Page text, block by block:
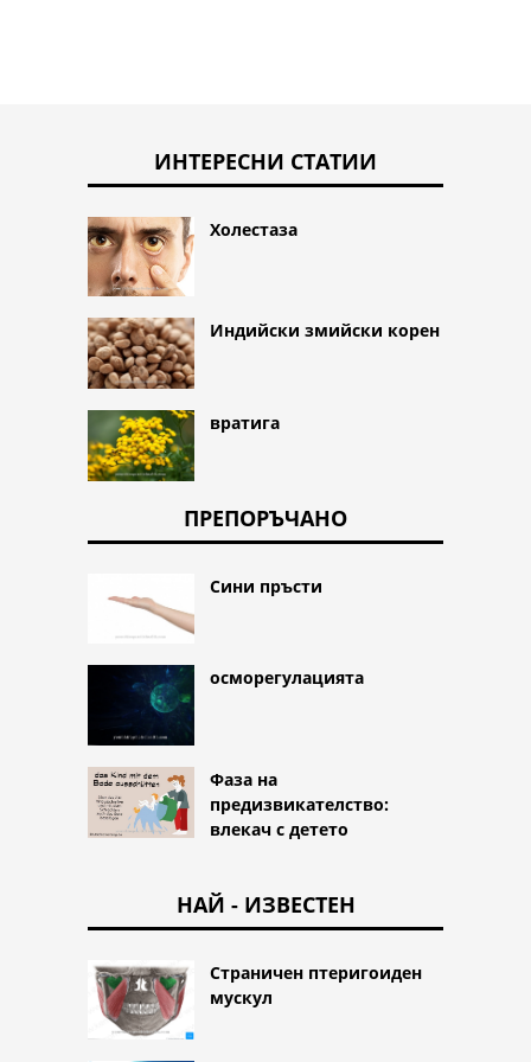
ИНТЕРЕСНИ СТАТИИ
Холестаза
Индийски змийски корен
вратига
ПРЕПОРЪЧАНО
Сини пръсти
осморегулацията
Фаза на
предизвикателство:
влекач с детето
НАЙ - ИЗВЕСТЕН
Страничен птеригоиден
мускул